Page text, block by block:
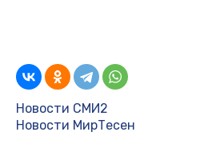
Новости СМИ2
Новости МирТесен